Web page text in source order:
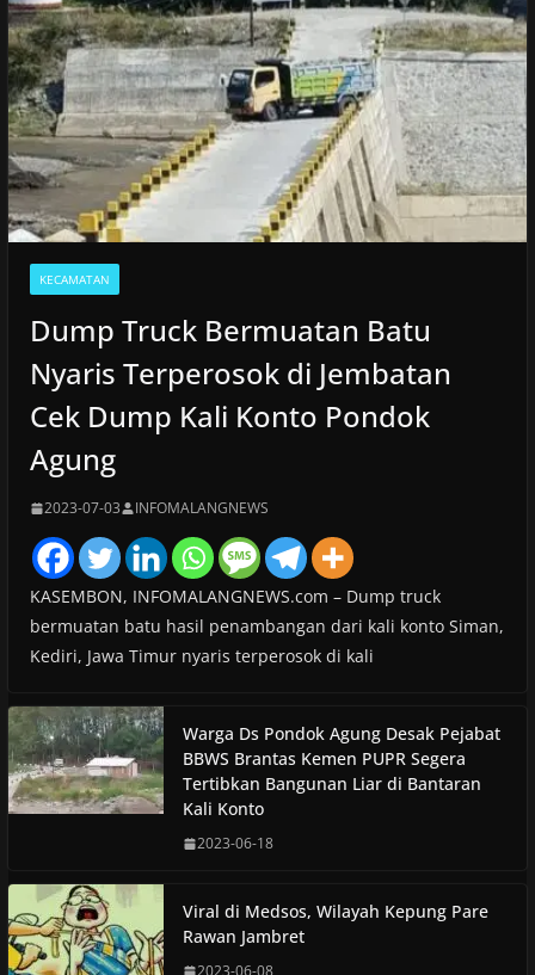
KECAMATAN
Dump Truck Bermuatan Batu
Nyaris Terperosok di Jembatan
Cek Dump Kali Konto Pondok
Agung
2023-07-03 INFOMALANGNEWS
KASEMBON, INFOMALANGNEWS.com – Dump truck
bermuatan batu hasil penambangan dari kali konto Siman,
Kediri, Jawa Timur nyaris terperosok di kali
Warga Ds Pondok Agung Desak Pejabat
BBWS Brantas Kemen PUPR Segera
Tertibkan Bangunan Liar di Bantaran
Kali Konto
2023-06-18
Viral di Medsos, Wilayah Kepung Pare
Rawan Jambret